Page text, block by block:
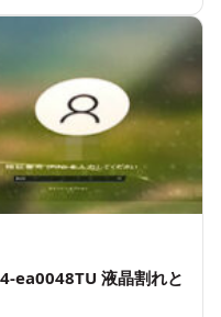
ea0048TU 液晶割れと